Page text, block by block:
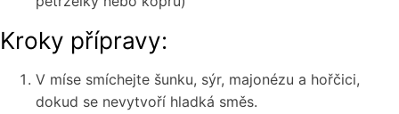
Kroky přípravy:
V míse smíchejte šunku, sýr, majonézu a hořčici,
dokud se nevytvoří hladká směs.